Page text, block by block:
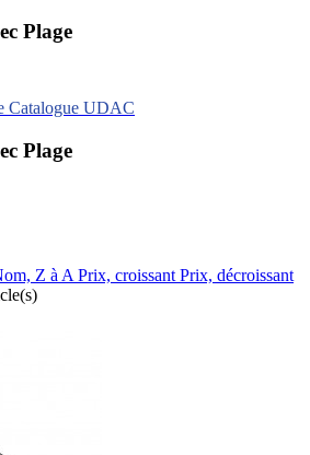
Plage
Catalogue UDAC
Plage
Z à APrix, croissantPrix, décroissant